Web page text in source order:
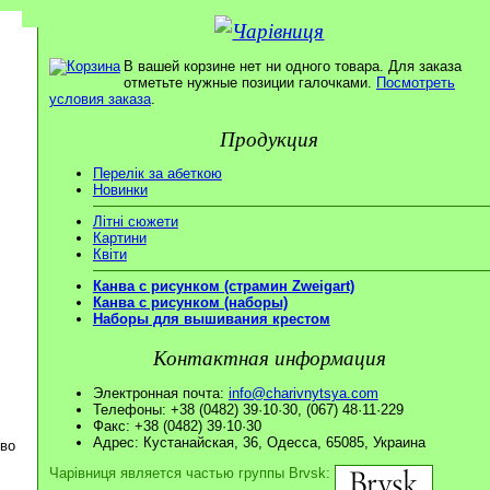
В вашей корзине нет ни одного товара. Для заказа
отметьте нужные позиции галочками. Посмотреть
условия заказа.
Продукция
Перелік за абеткою
Новинки
Літні сюжети
Картини
Квіти
Канва с рисунком (страмин Zweigart)
Канва с рисунком (наборы)
Наборы для вышивания крестом
Контактная информация
Электронная почта: info@charivnytsya.com
Телефоны: +38 (0482) 39·10·30, (067) 48·11·229
Факс: +38 (0482) 39·10·30
Адрес: Кустанайская, 36, Одесса, 65085, Украина
Чарівниця является частью группы Brvsk: